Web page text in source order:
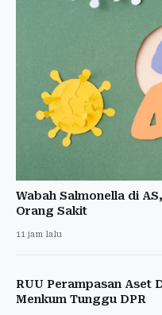
Wabah Salmonella di
Orang Sakit
11 jam lalu
RUU Perampasan Aset
Menkum Tunggu DPR